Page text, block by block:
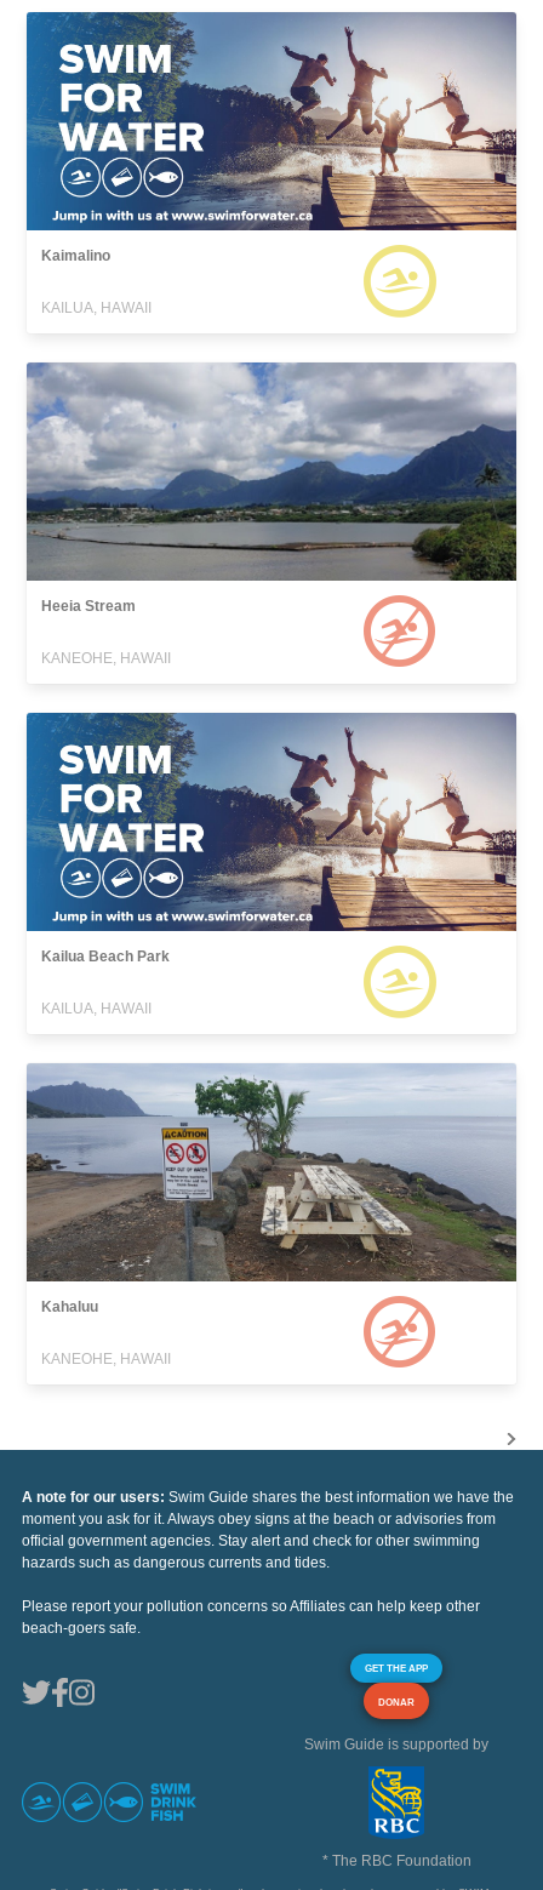
Kaimalino
KAILUA, HAWAII
Heeia Stream
KANEOHE, HAWAII
Kailua Beach Park
KAILUA, HAWAII
Kahaluu
KANEOHE, HAWAII
A note for our users: Swim Guide shares the best information we have the
moment you ask for it. Always obey signs at the beach or advisories from
official government agencies. Stay alert and check for other swimming
hazards such as dangerous currents and tides.
Please report your pollution concerns so Affiliates can help keep other
beach-goers safe.
GET THE APP
DONAR
Swim Guide is supported by
* The RBC Foundation